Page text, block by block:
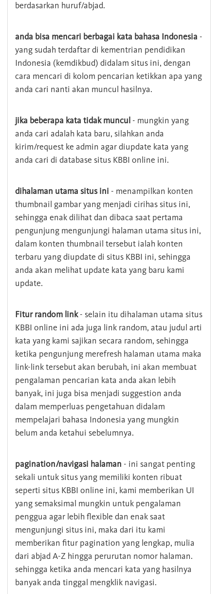
berdasarkan huruf/abjad.
anda bisa mencari berbagai kata bahasa Indonesia -
yang sudah terdaftar di kementrian pendidikan
Indonesia (kemdikbud) didalam situs ini, dengan
cara mencari di kolom pencarian ketikkan apa yang
anda cari nanti akan muncul hasilnya.
jika beberapa kata tidak muncul - mungkin yang
anda cari adalah kata baru, silahkan anda
kirim/request ke admin agar diupdate kata yang
anda cari di database situs KBBI online ini.
dihalaman utama situs ini - menampilkan konten
thumbnail gambar yang menjadi cirihas situs ini,
sehingga enak dilihat dan dibaca saat pertama
pengunjung mengunjungi halaman utama situs ini,
dalam konten thumbnail tersebut ialah konten
terbaru yang diupdate di situs KBBI ini, sehingga
anda akan melihat update kata yang baru kami
update.
Fitur random link- selain itu dihalaman utama situs
KBBI online ini ada juga link random, atau judul arti
kata yang kami sajikan secara random, sehingga
ketika pengunjung merefresh halaman utama maka
link-link tersebut akan berubah, ini akan membuat
pengalaman pencarian kata anda akan lebih
banyak, ini juga bisa menjadi suggestion anda
dalam memperluas pengetahuan didalam
mempelajari bahasa Indonesia yang mungkin
belum anda ketahui sebelumnya.
pagination/navigasi halaman - ini sangat penting
sekali untuk situs yang memiliki konten ribuat
seperti situs KBBI online ini, kami memberikan UI
yang semaksimal mungkin untuk pengalaman
penggua agar lebih flexible dan enak saat
mengunjungi situs ini, maka dari itu kami
memberikan fitur pagination yang lengkap, mulia
dari abjad A-Z hingga perurutan nomor halaman.
sehingga ketika anda mencari kata yang hasilnya
banyak anda tinggal mengklik navigasi.